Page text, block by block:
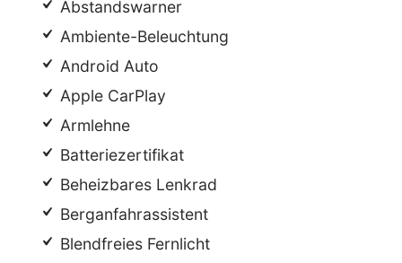
Abstandswarner
Ambiente-Beleuchtung
Android Auto
Apple CarPlay
Armlehne
Batteriezertifikat
Beheizbares Lenkrad
Berganfahrassistent
Blendfreies Fernlicht